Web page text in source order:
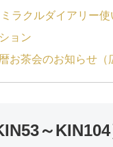
ラクルダイアリー
ョン
お茶会のお知らせ
～